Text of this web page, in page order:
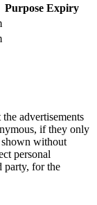
Purpose Expiry
advertisements
if they only
shown without
personal
party, for the